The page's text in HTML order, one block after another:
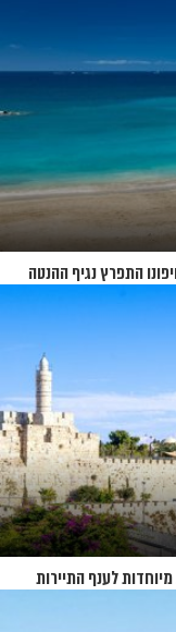
התפרץ נגיף ההנטה
לענף התיירות